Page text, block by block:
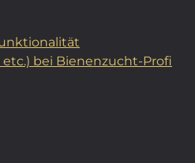
bei Bienenzucht-Profi